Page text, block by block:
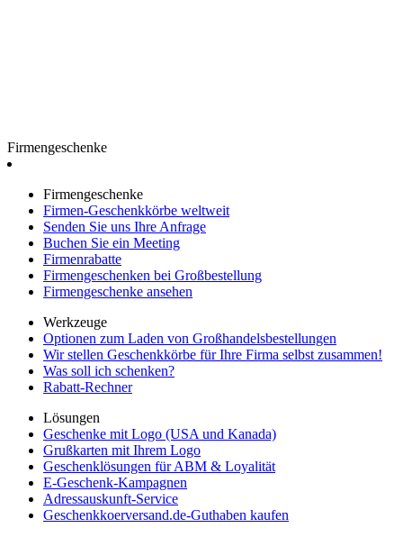
Firmengeschenke
Firmengeschenke
Firmen-Geschenkkörbe weltweit
Senden Sie uns Ihre Anfrage
Buchen Sie ein Meeting
Firmenrabatte
Firmengeschenken bei Großbestellung
Firmengeschenke ansehen
Werkzeuge
Optionen zum Laden von Großhandelsbestellungen
Wir stellen Geschenkkörbe für Ihre Firma selbst zusammen!
Was soll ich schenken?
Rabatt-Rechner
Lösungen
Geschenke mit Logo (USA und Kanada)
Grußkarten mit Ihrem Logo
Geschenklösungen für ABM & Loyalität
E-Geschenk-Kampagnen
Adressauskunft-Service
Geschenkkoerversand.de-Guthaben kaufen